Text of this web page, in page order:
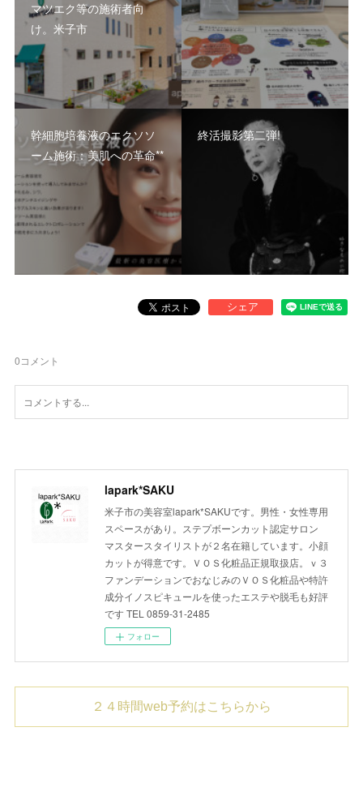
マツエク等の施術者向
け。米子市
幹細胞培養液のエクソソ
ーム施術：美肌への革命**
終活撮影第二弾!
0コメント
lapark*SAKU
米子市の美容室lapark*SAKUです。男性・女性専用
スペースがあり。ステプボーンカット認定サロン
マスタースタイリストが２名在籍しています。小顔
カットが得意です。ＶＯＳ化粧品正規取扱店。ｖ３
ファンデーションでおなじみのＶＯＳ化粧品や特許
成分イノスピキュールを使ったエステや脱毛も好評
です TEL 0859-31-2485
フォロー
２４時間web予約はこちらから